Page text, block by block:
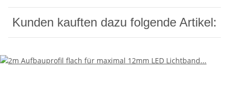
Kunden kauften dazu folgende Artikel: